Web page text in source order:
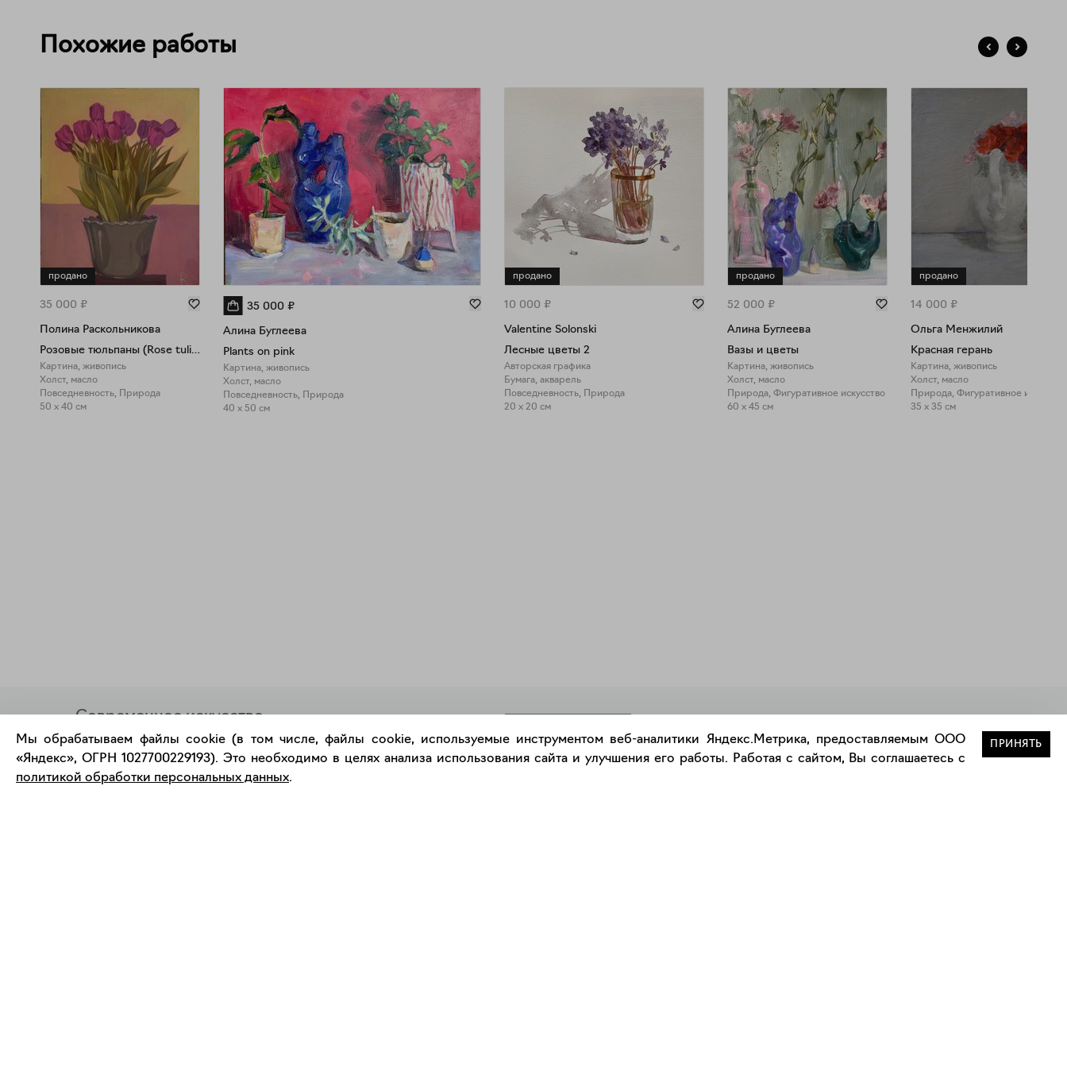
событиями, явлениями и предметами в повседневной жизни.
Поэтому еще одна важная сторона моей деятельности — это
процесса живописи. Особое место в этой в этой части моего
творчества занимают цветы, как высшее воплощение красоты
и недолговечности жизни.
Похожие работы
продано
35 000 ₽
Полина Раскольникова
Розовые тюльпаны (Rose tulips)
Картина, живопись
Холст, масло
Повседневность, Природа
50 x 40 см
35 000 ₽
Алина Буглеева
Plants on pink
Картина, живопись
Холст, масло
Повседневность, Природа
40 x 50 см
продано
10 000 ₽
Valentine Solonski
Лесные цветы 2
Авторская графика
Бумага, акварель
Повседневность, Природа
20 x 20 см
продано
52 000 ₽
Алина Буглеева
Вазы и цветы
Картина, живопись
Холст, масло
Природа, Фигуративное искусство
60 x 45 см
продано
14 000 ₽
Ольга Менжилий
Красная герань
Картина, живопись
Холст, масло
Природа, Фигуративное
35 x 35 см
Современное искусство
онлайн
Мы обрабатываем файлы cookie (в том числе, файлы cookie, используемые инструментом веб-аналитики Яндекс.Метрика, предоставляемым ООО
«Яндекс», ОГРН 1027700229193). Это необходимо в целях анализа использования сайта и улучшения его работы. Работая с сайтом, Вы соглашаетесь с
политикой обработки персональных данных.
ПРИНЯТЬ